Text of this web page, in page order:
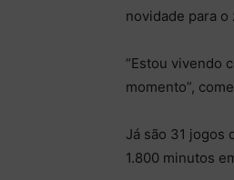
novidade para
“Estou vivendo
momento”,
Já são 31 jogos
1.800 minutos